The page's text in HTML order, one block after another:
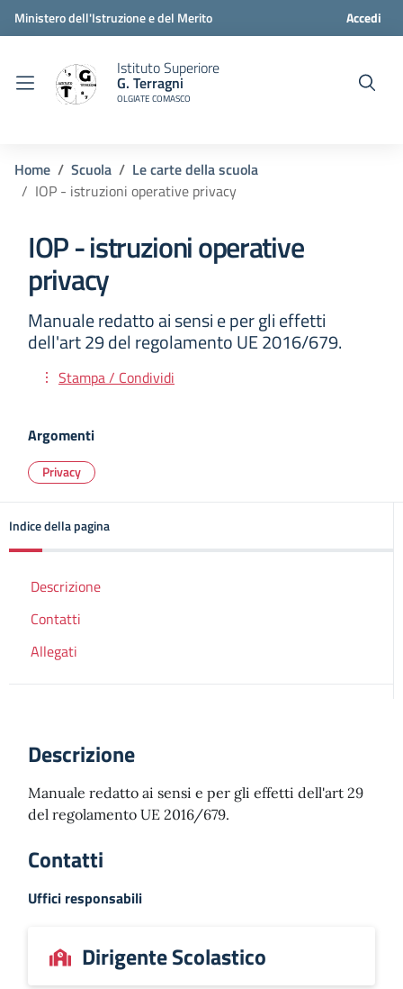
Ministero dell'Istruzione e del Merito Accedi
Istituto Superiore
G. Terragni
OLGIATE COMASCO
Home Scuola
Le carte della scuola
IOP - istruzioni operative privacy
IOP - istruzioni operative
privacy
Manuale redatto ai sensi e per gli effetti
dell'art 29 del regolamento UE 2016/679.
Stampa / Condividi
Argomenti
Privacy
Indice della pagina
Descrizione
Contatti
Allegati
Descrizione
Manuale redatto ai sensi e per gli effetti dell'art 29
del regolamento UE 2016/679.
Contatti
Uffici responsabili
Dirigente Scolastico